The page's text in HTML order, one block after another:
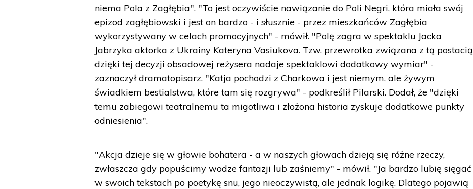
niema Pola z Zagłębia". "To jest oczywiście nawiązanie do Poli Negri, która miała swój
epizod zagłębiowski i jest on bardzo - i słusznie - przez mieszkańców Zagłębia
wykorzystywany w celach promocyjnych" - mówił. "Polę zagra w spektaklu Jacka
Jabrzyka aktorka z Ukrainy Kateryna Vasiukova. Tzw. przewrotka związana z tą postacią
dzięki tej decyzji obsadowej reżysera nadaje spektaklowi dodatkowy wymiar" -
zaznaczył dramatopisarz. "Katja pochodzi z Charkowa i jest niemym, ale żywym
świadkiem bestialstwa, które tam się rozgrywa" - podkreślił Pilarski. Dodał, że "dzięki
temu zabiegowi teatralnemu ta migotliwa i złożona historia zyskuje dodatkowe punkty
odniesienia".
"Akcja dzieje się w głowie bohatera - a w naszych głowach dzieją się różne rzeczy,
zwłaszcza gdy popuścimy wodze fantazji lub zaśniemy" - mówił. "Ja bardzo lubię sięgać
w swoich tekstach po poetykę snu, jego nieoczywistą, ale jednak logikę. Dlatego pojawią